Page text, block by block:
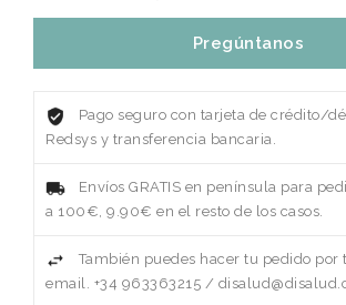
Pregúntanos
Pago seguro con tarjeta de crédito/
Redsys y transferencia bancaria.
Envíos GRATIS en península para
a 100€, 9.90€ en el resto de los casos.
También puedes hacer tu pedido por
email. +34 963363215 /